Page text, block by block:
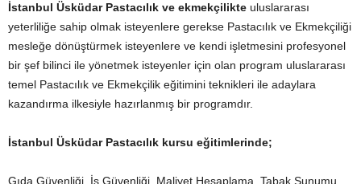
İstanbul Üsküdar Pastacılık ve ekmekçilikte uluslararası
yeterliliğe sahip olmak isteyenlere gerekse Pastacılık ve Ekmekçiliği
mesleğe dönüştürmek isteyenlere ve kendi işletmesini profesyonel
bir şef bilinci ile yönetmek isteyenler için olan program uluslararası
temel Pastacılık ve Ekmekçilik eğitimini teknikleri ile adaylara
kazandırma ilkesiyle hazırlanmış bir programdır.
İstanbul Üsküdar Pastacılık kursu eğitimlerinde;
Gıda Güvenliği, İş Güvenliği, Maliyet Hesaplama, Tabak Sunumu,